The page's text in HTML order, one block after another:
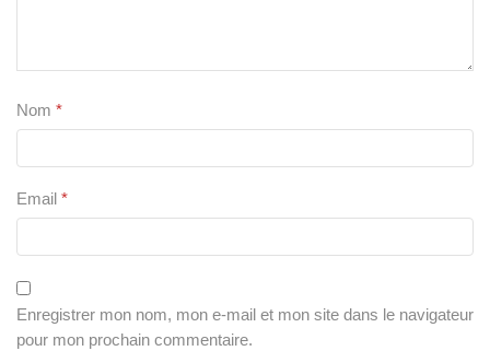
Nom *
Email *
Enregistrer mon nom, mon e-mail et mon site dans le navigateur
pour mon prochain commentaire.